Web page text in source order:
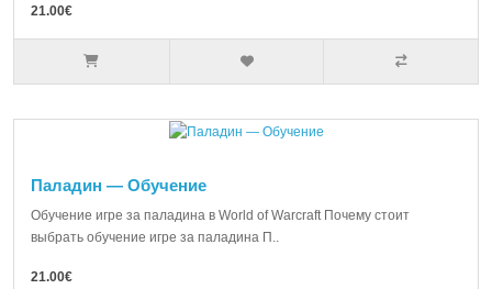
21.00€
Паладин — Обучение
Обучение игре за паладина в World of Warcraft Почему стоит
выбрать обучение игре за паладина П..
21.00€